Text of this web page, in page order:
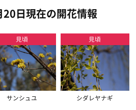
日現在の開花情報
見頃
サンシュユ
見頃
シダレヤナギ